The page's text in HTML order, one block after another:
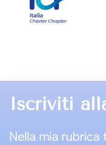
Iscriviti
Nella mia rubrica